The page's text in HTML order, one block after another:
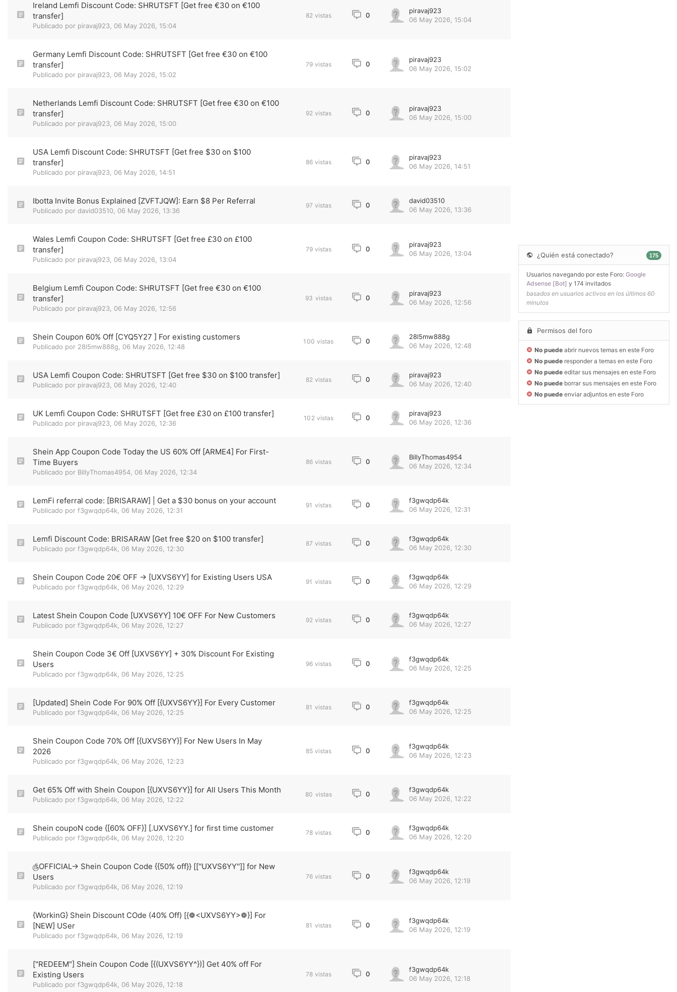
Ireland Lemfi Discount Code: SHRUTSFT [Get free €30 on €100
transfer]
Publicado por piravaj923 06 May 2026, 15:04
82 vistas 0
piravaj923
06 May 2026, 15:04
Germany Lemfi Discount Code: SHRUTSFT [Get free €30 on €100
transfer]
Publicado por piravaj923 06 May 2026, 15:02
79 vistas 0
piravaj923
06 May 2026, 15:02
Netherlands Lemfi Discount Code: SHRUTSFT [Get free €30 on €100
transfer]
Publicado por piravaj923 06 May 2026, 15:00
92 vistas 0
piravaj923
06 May 2026, 15:00
USA Lemfi Discount Code: SHRUTSFT [Get free $30 on $100
transfer]
Publicado por piravaj923 06 May 2026, 14:51
86 vistas 0
piravaj923
06 May 2026, 14:51
Ibotta Invite Bonus Explained [ZVFTJQW]: Earn $8 Per Referral
Publicado por david03510 06 May 2026, 13:36
97 vistas 0
david03510
06 May 2026, 13:36
Wales Lemfi Coupon Code: SHRUTSFT [Get free £30 on £100
transfer]
Publicado por piravaj923 06 May 2026, 13:04
79 vistas 0
piravaj923
06 May 2026, 13:04
Belgium Lemfi Coupon Code: SHRUTSFT [Get free €30 on €100
transfer]
Publicado por piravaj923 06 May 2026, 12:56
93 vistas 0
piravaj923
06 May 2026, 12:56
Shein Coupon 60% Off [CYQ5Y27 ] For existing customers
Publicado por 28l5mw888g 06 May 2026, 12:48
100 vistas 0
28l5mw888g
06 May 2026, 12:48
USA Lemfi Coupon Code: SHRUTSFT [Get free $30 on $100 transfer]
Publicado por piravaj923 06 May 2026, 12:40
82 vistas 0
piravaj923
06 May 2026, 12:40
UK Lemfi Coupon Code: SHRUTSFT [Get free £30 on £100 transfer]
Publicado por piravaj923 06 May 2026, 12:36
102 vistas 0
piravaj923
06 May 2026, 12:36
Shein App Coupon Code Today the US 60% Off [ARME4] For First-
Time Buyers
Publicado por BillyThomas4954 06 May 2026, 12:34
86 vistas 0
BillyThomas4954
06 May 2026, 12:34
LemFi referral code: [BRISARAW] | Get a $30 bonus on your account
Publicado por f3gwqdp64k 06 May 2026, 12:31
91 vistas 0
f3gwqdp64k
06 May 2026, 12:31
Lemfi Discount Code: BRISARAW [Get free $20 on $100 transfer]
Publicado por f3gwqdp64k 06 May 2026, 12:30
87 vistas 0
f3gwqdp64k
06 May 2026, 12:30
Shein Coupon Code 20€ OFF → [UXVS6YY] for Existing Users USA
Publicado por f3gwqdp64k 06 May 2026, 12:29
91 vistas 0
f3gwqdp64k
06 May 2026, 12:29
Latest Shein Coupon Code [UXVS6YY] 10€ OFF For New Customers
Publicado por f3gwqdp64k 06 May 2026, 12:27
92 vistas 0
f3gwqdp64k
06 May 2026, 12:27
Shein Coupon Code 3€ Off [UXVS6YY] + 30% Discount For Existing
Users
Publicado por f3gwqdp64k 06 May 2026, 12:25
96 vistas 0
f3gwqdp64k
06 May 2026, 12:25
[Updated] Shein Code For 90% Off [{UXVS6YY}] For Every Customer
Publicado por f3gwqdp64k 06 May 2026, 12:25
81 vistas 0
f3gwqdp64k
06 May 2026, 12:25
Shein Coupon Code 70% Off [{UXVS6YY}] For New Users In May
2026
Publicado por f3gwqdp64k 06 May 2026, 12:23
85 vistas 0
f3gwqdp64k
06 May 2026, 12:23
Get 65% Off with Shein Coupon [{UXVS6YY}] for All Users This Month
Publicado por f3gwqdp64k 06 May 2026, 12:22
80 vistas 0
f3gwqdp64k
06 May 2026, 12:22
Shein coupoN code {[60% OFF}] [.UXVS6YY.] for first time customer
Publicado por f3gwqdp64k 06 May 2026, 12:20
78 vistas 0
f3gwqdp64k
06 May 2026, 12:20
௹OFFICIAL→ Shein Coupon Code {{50% off}} [[''UXVS6YY'']] for New
Users
Publicado por f3gwqdp64k 06 May 2026, 12:19
76 vistas 0
f3gwqdp64k
06 May 2026, 12:19
{WorkinG} Shein Discount COde (40% Off) [{❁<UXVS6YY>❁}] For
[NEW] USer
Publicado por f3gwqdp64k 06 May 2026, 12:19
81 vistas 0
f3gwqdp64k
06 May 2026, 12:19
["REDEEM"] Shein Coupon Code [{(UXVS6YY^})] Get 40% off For
Existing Users
Publicado por f3gwqdp64k 06 May 2026, 12:18
78 vistas 0
f3gwqdp64k
06 May 2026, 12:18
¿Quién está conectado? 175
Usuarios navegando por este Foro: Google
Adsense [Bot] y 174 invitados
basados en usuarios activos en los últimos 60
minutos
Permisos del foro
No puede abrir nuevos temas en este Foro
No puede responder a temas en este Foro
No puede editar sus mensajes en este Foro
No puede borrar sus mensajes en este Foro
No puede enviar adjuntos en este Foro